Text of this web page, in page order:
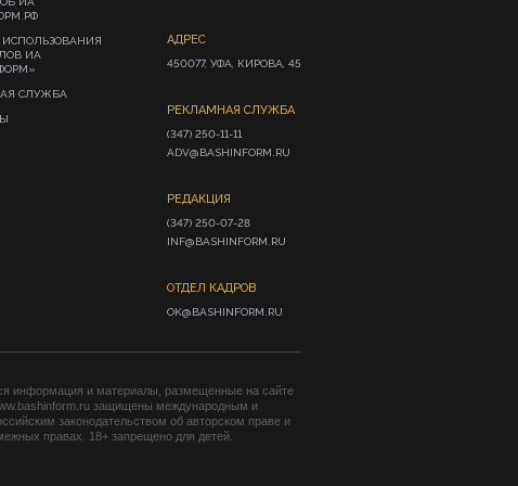
ИА
СЛУЖБА
АДРЕС
450077, УФА, КИРОВА, 45
РЕКЛАМНАЯ СЛУЖБА
(347) 250-11-11
ADV@BASHINFORM.RU
РЕДАКЦИЯ
(347) 250-07-28
INF@BASHINFORM.RU
ОТДЕЛ КАДРОВ
OK@BASHINFORM.RU
информация и материалы, размещенные на сайте
защищены международным и
законодательством об авторском праве и
правах. 18+ запрещено для детей.